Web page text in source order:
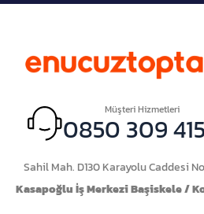
Müşteri Hizmetleri
0850 309
Sahil Mah. D130 Karayolu Caddesi
Kasapoğlu İş Merkezi Başiskele /